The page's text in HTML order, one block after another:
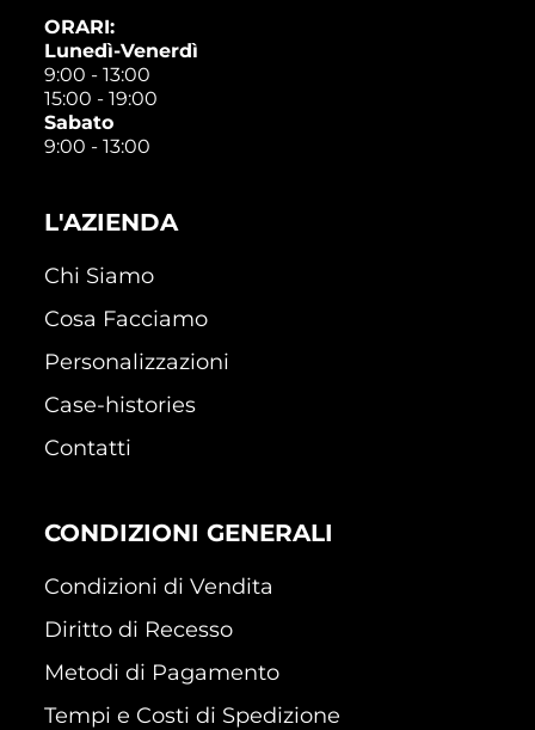
ORARI:
Lunedì-Venerdì
9:00 - 13:00
15:00 - 19:00
Sabato
9:00 - 13:00
L'AZIENDA
Chi Siamo
Cosa Facciamo
Personalizzazioni
Case-histories
Contatti
CONDIZIONI GENERALI
Condizioni di Vendita
Diritto di Recesso
Metodi di Pagamento
Tempi e Costi di Spedizione